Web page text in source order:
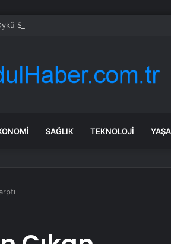
Serter’in savunmaları aynı
SAĞLIK TEKNOLOJI